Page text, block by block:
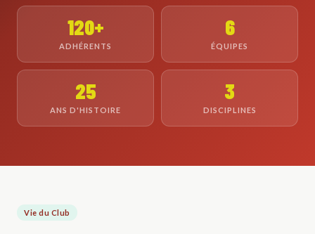
120+
ADHÉRENTS
6
ÉQUIPES
25
ANS D'HISTOIRE
3
DISCIPLINES
Vie du Club